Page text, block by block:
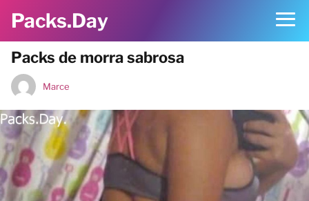
Packs.Day
Packs de morra sabrosa
Marce